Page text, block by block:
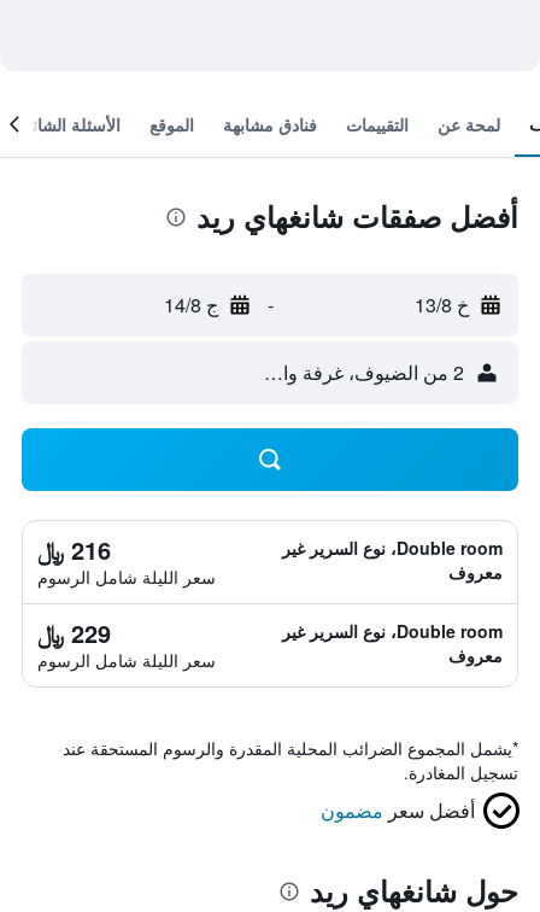
لمحة عن التقييمات فنادق مشابهة الموقع الأسئلة الشائعة
أفضل صفقات شانغهاي ريد
خ 13/8 - ج 14/8
2 من الضيوف، غرفة واحدة
Double room، نوع السرير غير
معروف
216 ﷼
سعر الليلة شامل الرسوم
Double room، نوع السرير غير
معروف
229 ﷼
سعر الليلة شامل الرسوم
*يشمل المجموع الضرائب المحلية المقدرة والرسوم المستحقة عند
تسجيل المغادرة.
أفضل سعر مضمون
حول شانغهاي ريد